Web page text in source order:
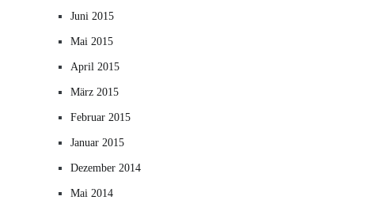
Juni 2015
Mai 2015
April 2015
März 2015
Februar 2015
Januar 2015
Dezember 2014
Mai 2014